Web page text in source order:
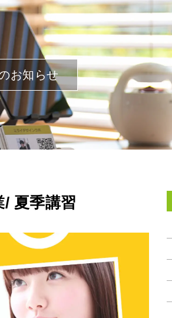
お知らせ
夏季講習